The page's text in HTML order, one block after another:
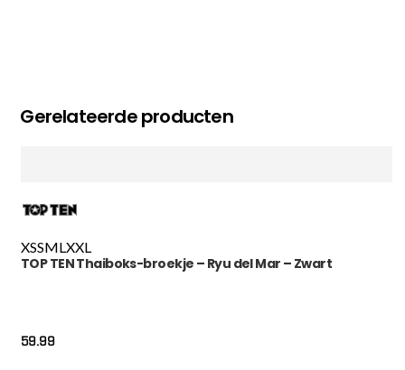
Gerelateerde producten
XSSMLXXL
TOP TEN Thaiboks-broekje – Ryu del Mar – Zwart
59.99